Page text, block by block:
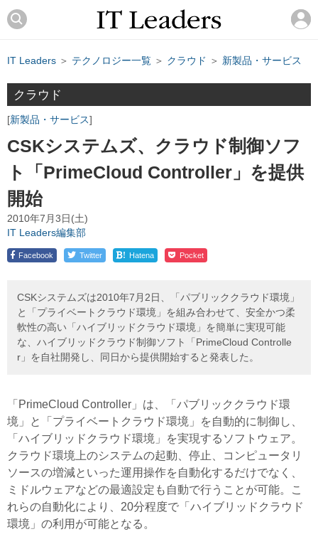
IT Leaders ＞ テクノロジー一覧 ＞ クラウド ＞ 新製品・サービス
クラウド
新製品・サービス
CSKシステムズ、クラウド制御ソフ
ト「PrimeCloud Controller」を提供
開始
2010年7月3日(土)
IT Leaders編集部
Facebook Twitter ! Hatena Pocket
CSKシステムズは2010年7月2日、「パブリッククラウド環境」
と「プライベートクラウド環境」を組み合わせて、安全かつ柔
軟性の高い「ハイブリッドクラウド環境」を簡単に実現可能
な、ハイブリッドクラウド制御ソフト「PrimeCloud Controlle
r」を自社開発し、同日から提供開始すると発表した。
「PrimeCloud Controller」は、「パブリッククラウド環
境」と「プライベートクラウド環境」を自動的に制御し、
「ハイブリッドクラウド環境」を実現するソフトウェア。
クラウド環境上のシステムの起動、停止、コンピュータリ
ソースの増減といった運用操作を自動化するだけでなく、
ミドルウェアなどの最適設定も自動で行うことが可能。こ
れらの自動化により、20分程度で「ハイブリッドクラウド
環境」の利用が可能となる。